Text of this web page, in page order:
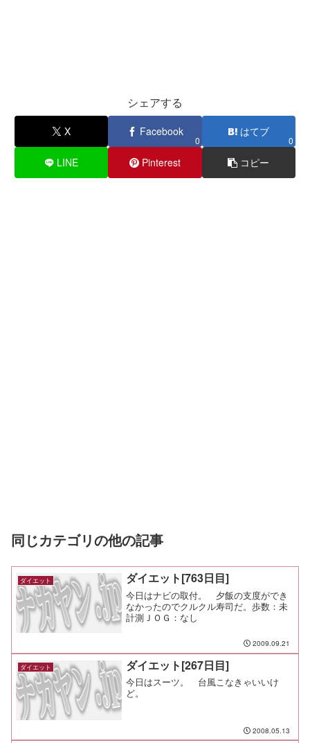
シェアする
X Facebook
0
はてブ
0
LINE Pinterest コピー
同じカテゴリの他の記事
ダイエット ダイエット[763日目]
今日はナビの取付。 夕飯の支度ができ
なかったのでクルクル寿司だ。歩数：未
計測ＪＯＧ：なし
2009.09.21
ダイエット ダイエット[267日目]
今日はスーツ。 台風こなきゃいいけ
ど。
2008.05.13